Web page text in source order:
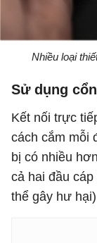
Nhiều loại
Sử dụng
Kết nối trực
cách cắm mỗi
bị có nhiều
cả hai đầu
thể gây hư